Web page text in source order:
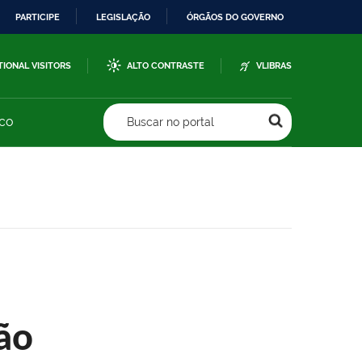
PARTICIPE LEGISLAÇÃO ÓRGÃOS DO GOVERNO
VISITORS ALTO CONTRASTE VLIBRAS
Buscar no portal